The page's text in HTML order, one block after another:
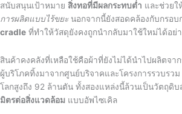
สนับสนุนเป้าหมาย สิ่งทอที่มีผลกระทบต่ำ และช่วยใ
การผลิตแบบไร้ขยะนอกจากนี้ยังสอดคล้องกับกรอบ
cradle ที่ทำให้วัสดุยังคงถูกนำกลับมาใช้ใหม่ได้อย่า
สินค้าคงคลังที่เหลือใช้คือผ้าที่ยังไม่ได้นำไปผลิตจา
ผู้บริโภคทิ้งมาจากศูนย์บริจาคและโครงการรวบรว
โลกสูงถึง 92 ล้านตัน ทั้งสองแหล่งนี้ล้วนเป็นวัตถุดิบ
มิตรต่อสิ่งแวดล้อม แบบอัพไซเคิล